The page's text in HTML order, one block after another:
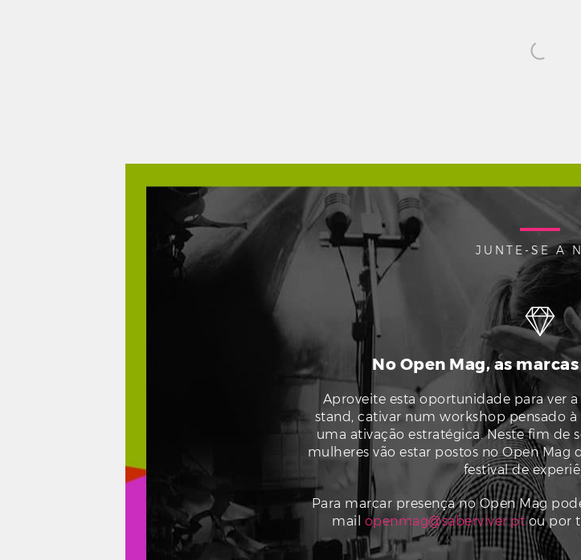
JUNTE-SE A
No Open Mag, as
Aproveite esta oportunidade para ver
stand, cativar num workshop pensado
uma ativação estratégica. Neste fim de
mulheres vão estar postos no Open Mag
festival de
Para marcar presença no Open Mag
mail openmag@saberviver.ptou por